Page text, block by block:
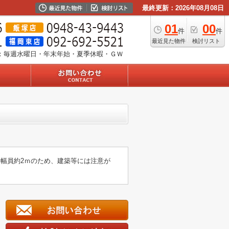
最終更新：2026年08月08日
01件
最近見た物件
00件
検討リスト
毎週水曜日・年末年始・夏季休暇・ＧＷ
員約2ｍのため、建築等には注意が